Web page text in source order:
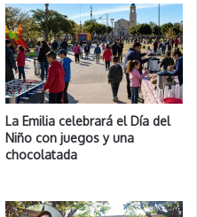
La Emilia celebrará el Día del
Niño con juegos y una
chocolatada